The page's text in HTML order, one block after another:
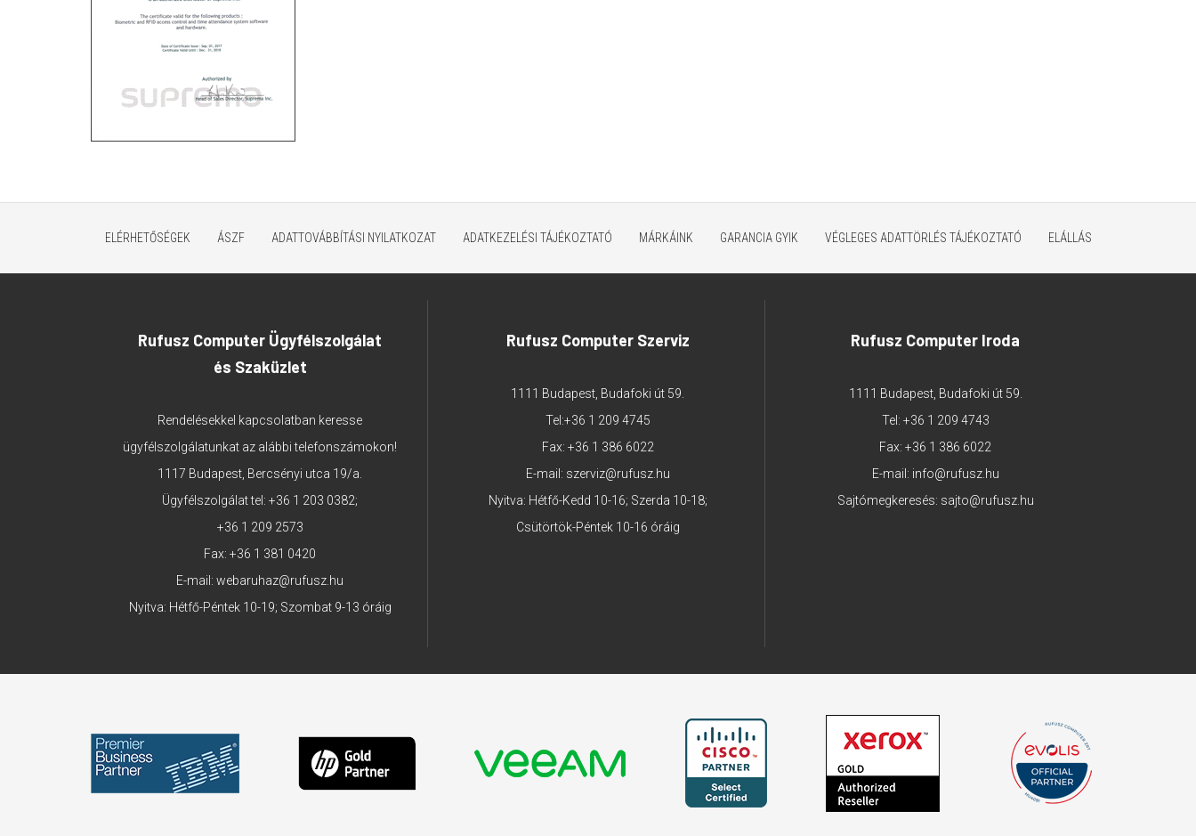
ELÉRHETŐSÉGEK ÁSZF ADATTOVÁBBÍTÁSI NYILATKOZAT ADATKEZELÉSI TÁJÉKOZTATÓ MÁRKÁINK GARANCIA GYIK VÉGLEGES ADATTÖRLÉS TÁJÉKOZTATÓ ELÁLLÁS
Rufusz Computer Ügyfélszolgálat
és Szaküzlet
Rendelésekkel kapcsolatban keresse
ügyfélszolgálatunkat az alábbi telefonszámokon!
1117 Budapest, Bercsényi utca 19/a.
Ügyfélszolgálat tel:+36 1 203 0382;
+36 1 209 2573
Fax: +36 1 381 0420
E-mail:webaruhaz@rufusz.hu
Nyitva: Hétfő-Péntek 10-19; Szombat 9-13 óráig
Rufusz Computer Szerviz
1111 Budapest, Budafoki út 59.
Tel:+36 1 209 4745
Fax: +36 1 386 6022
E-mail: szerviz@rufusz.hu
Nyitva: Hétfő-Kedd 10-16; Szerda 10-18;
Csütörtök-Péntek 10-16 óráig
Rufusz Computer Iroda
1111 Budapest, Budafoki út 59.
Tel: +36 1 209 4743
Fax: +36 1 386 6022
E-mail: info@rufusz.hu
Sajtómegkeresés: sajto@rufusz.hu